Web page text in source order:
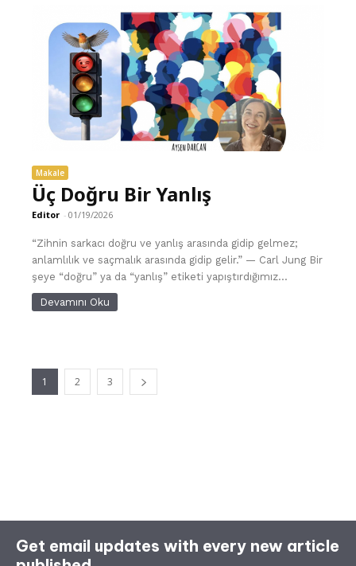
Makale
Üç Doğru Bir Yanlış
Editor - 01/19/2026
“Zihnin sarkacı doğru ve yanlış arasında gidip gelmez;
anlamlılık ve saçmalık arasında gidip gelir.” — Carl Jung Bir
şeye “doğru” ya da “yanlış” etiketi yapıştırdığımız...
Devamını Oku
1 2 3
Get email updates with every new article